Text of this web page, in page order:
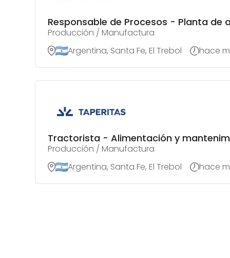
Responsable de Procesos - Planta de
Producción / Manufactura
Argentina, Santa Fe, El Trebol
hace
Tractorista - Alimentación y
Producción / Manufactura
Argentina, Santa Fe, El Trebol
hace